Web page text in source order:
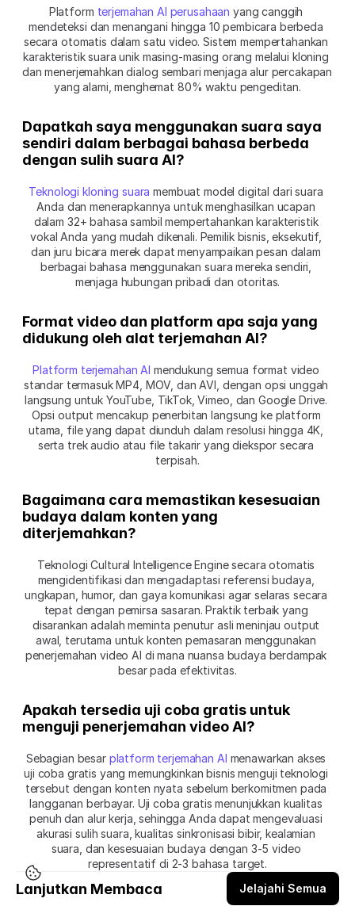
Platform terjemahan AI perusahaan yang canggih
mendeteksi dan menangani hingga 10 pembicara berbeda
secara otomatis dalam satu video. Sistem mempertahankan
karakteristik suara unik masing-masing orang melalui kloning
dan menerjemahkan dialog sembari menjaga alur percakapan
yang alami, menghemat 80% waktu pengeditan.
Dapatkah saya menggunakan suara saya
sendiri dalam berbagai bahasa berbeda
dengan sulih suara AI?
Teknologi kloning suara membuat model digital dari suara
Anda dan menerapkannya untuk menghasilkan ucapan
dalam 32+ bahasa sambil mempertahankan karakteristik
vokal Anda yang mudah dikenali. Pemilik bisnis, eksekutif,
dan juru bicara merek dapat menyampaikan pesan dalam
berbagai bahasa menggunakan suara mereka sendiri,
menjaga hubungan pribadi dan otoritas.
Format video dan platform apa saja yang
didukung oleh alat terjemahan AI?
Platform terjemahan AI mendukung semua format video
standar termasuk MP4, MOV, dan AVI, dengan opsi unggah
langsung untuk YouTube, TikTok, Vimeo, dan Google Drive.
Opsi output mencakup penerbitan langsung ke platform
utama, file yang dapat diunduh dalam resolusi hingga 4K,
serta trek audio atau file takarir yang diekspor secara
terpisah.
Bagaimana cara memastikan kesesuaian
budaya dalam konten yang
diterjemahkan?
Teknologi Cultural Intelligence Engine secara otomatis
mengidentifikasi dan mengadaptasi referensi budaya,
ungkapan, humor, dan gaya komunikasi agar selaras secara
tepat dengan pemirsa sasaran. Praktik terbaik yang
disarankan adalah meminta penutur asli meninjau output
awal, terutama untuk konten pemasaran menggunakan
penerjemahan video AI di mana nuansa budaya berdampak
besar pada efektivitas.
Apakah tersedia uji coba gratis untuk
menguji penerjemahan video AI?
Sebagian besar platform terjemahan AI menawarkan akses
uji coba gratis yang memungkinkan bisnis menguji teknologi
tersebut dengan konten nyata sebelum berkomitmen pada
langganan berbayar. Uji coba gratis menunjukkan kualitas
penuh dan alur kerja, sehingga Anda dapat mengevaluasi
akurasi sulih suara, kualitas sinkronisasi bibir, kealamian
suara, dan kesesuaian budaya dengan 3-5 video
representatif di 2-3 bahasa target.
Lanjutkan Membaca Jelajahi Semua